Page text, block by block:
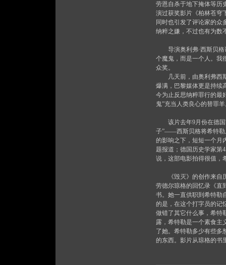
劳恩自杀于地下掩体等历
演过获奖影片《柏林苍穹
同时也引发了评论家的众
纳粹之嫌，不过也有为数
导演奥利弗·西斯贝格
个魔鬼，而是一个人。我
众奖。
几天前，由奥利弗西斯
爆满，巴黎媒体更是持续
今为止反思纳粹罪行的最
鬼”充当人类良心的替罪
该片去年9月份在德国
子”——西斯贝格将希特勒
的影响之下，短短一个月
题报道；德国历史学家第
说，这部电影拍得很值，
《毁灭》的创作来自历
劳德尔琼格的回忆录《直
书。她一直供职到希特勒
的是，在这个打字员的记
做错了其它什么事，希特
露，希特勒是一个素食主
了她。希特勒多少有些多
的东西。影片从琼格的书